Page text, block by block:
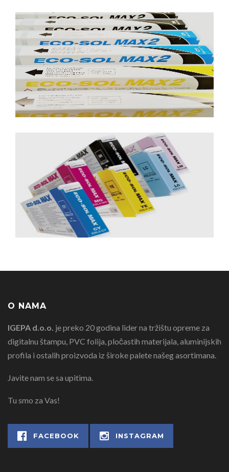
O NAMA
IGEPA d.o.o. je preko 20 godina lider na tržištu opreme za
digitalnu štampu, PVC folija, pločastih materijala, aluminijskih
profila i ostalih proizvoda iz široke palete našeg asortimana.
Javite nam se sa upitima.
Tu smo za Vas!
FACEBOOK INSTAGRAM